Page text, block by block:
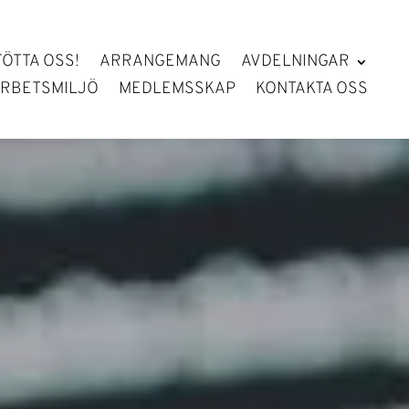
OSS! ARRANGEMANG
AVDELNINGAR
MEDLEMSSKAP KONTAKTA OSS